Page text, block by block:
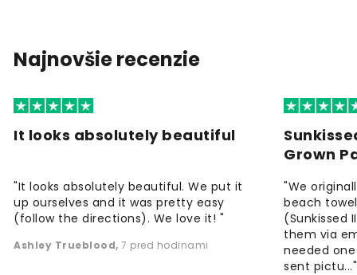
Najnovšie recenzie
It looks absolutely beautiful
"It looks absolutely beautiful. We put it
up ourselves and it was pretty easy
(follow the directions). We love it! "
Ashley Trueblood, 7 pred hodinami
Grown
"We
beach
(Sunkissed
them via
needed
sent pictu..."